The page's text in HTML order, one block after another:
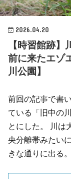
2026.04.20
【時習館跡】
前に来たエゾ
川公園】
前回の記事で書
ている「旧中の
とにした。 川は
央分離帯みたい
きな通りに出る